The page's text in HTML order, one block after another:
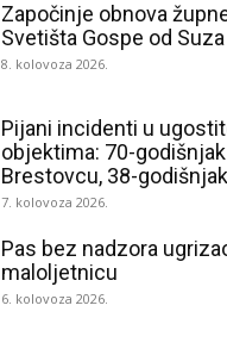
Započinje obnova
Svetišta Gospe od
8. kolovoza 2026.
Pijani incidenti u
objektima: 70-
Brestovcu, 38-
7. kolovoza 2026.
Pas bez nadzora
maloljetnicu
6. kolovoza 2026.